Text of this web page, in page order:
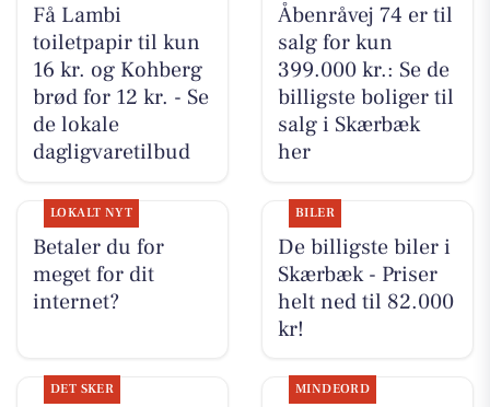
Få Lambi
toiletpapir til kun
16 kr. og Kohberg
brød for 12 kr. - Se
de lokale
dagligvaretilbud
Åbenråvej 74 er til
salg for kun
399.000 kr.: Se de
billigste boliger til
salg i Skærbæk
her
LOKALT NYT
Betaler du for
meget for dit
internet?
BILER
De billigste biler i
Skærbæk - Priser
helt ned til 82.000
kr!
DET SKER MINDEORD